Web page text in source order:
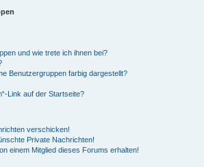
und wie trete ich ihnen bei?
Benutzergruppen farbig dargestellt?
Link auf der Startseite?
verschicken!
Private Nachrichten!
einem Mitglied dieses Forums erhalten!